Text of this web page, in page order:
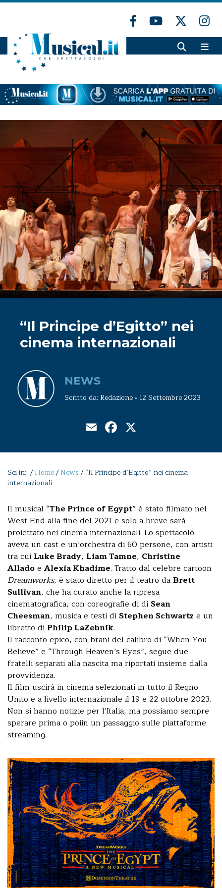
“Il Principe d’Egitto” nei
cinema internazionali
NEWS
Scritto da: Redazione • 12 Settembre 2023
EmailFacebook
Sei in: /Home/News /“Il Principe d’Egitto” nei cinema
internazionali
Il musical “The Prince of Egypt” è stato filmato nel
West End alla fine del 2021 e solo a breve sarà
proiettato nei cinema internazionali. Lo spettacolo
aveva un cast e un’orchestra di 60 persone, con artisti
tra cuiLuke Brady, Liam Tamne, Christine
Alladoe Alexia Khadime. Tratto dal celebre cartoon
Dreamworks, è stato diretto per il teatro daBrett
Sullivan, che ha curato anche la ripresa
cinematografica, con coreografie di di Sean
Cheesman, musica e testi di Stephen Schwartz e un
libretto diPhilip LaZebnik.
Il racconto epico, con brani del calibro di “When You
Believe” e “Through Heaven’s Eyes”, segue due
fratelli separati alla nascita ma riportati insieme dalla
provvidenza.
Il film uscirà in cinema selezionati in tutto il Regno
Unito e a livello internazionale il 19 e 22 ottobre 2023.
Non si hanno notizie per l’Italia, ma possiamo sempre
sperare prima o poiin un passaggio sulle piattaforme
streaming.